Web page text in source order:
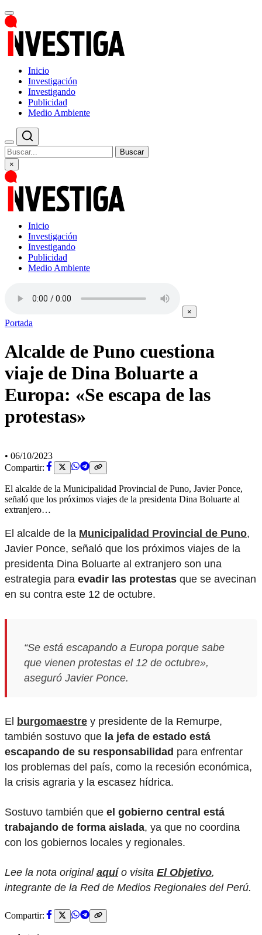
Inicio
Investigación
Investigando
Publicidad
Medio Ambiente
Buscar
×
Inicio
Investigación
Investigando
Publicidad
Medio Ambiente
×
Portada
Alcalde de Puno cuestiona
viaje de Dina Boluarte a
Europa: «Se escapa de las
protestas»
• 06/10/2023
Compartir:
El alcalde de la Municipalidad Provincial de Puno, Javier Ponce,
señaló que los próximos viajes de la presidenta Dina Boluarte al
extranjero…
El alcalde de la Municipalidad Provincial de Puno,
Javier Ponce, señaló que los próximos viajes de la
presidenta Dina Boluarte al extranjero son una
estrategia para evadir las protestas que se avecinan
en su contra este 12 de octubre.
“Se está escapando a Europa porque sabe
que vienen protestas el 12 de octubre»,
aseguró Javier Ponce.
El burgomaestre y presidente de la Remurpe,
también sostuvo que la jefa de estado está
escapando de su responsabilidad para enfrentar
los problemas del país, como la recesión económica,
la crisis agraria y la escasez hídrica.
Sostuvo también que el gobierno central está
trabajando de forma aislada, ya que no coordina
con los gobiernos locales y regionales.
Lee la nota original aquío visita El Objetivo,
integrante de la Red de Medios Regionales del Perú.
Compartir: